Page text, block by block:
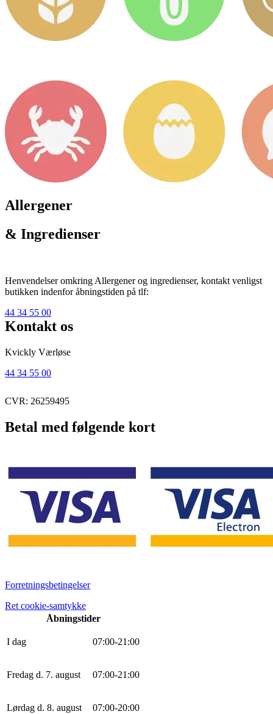
Allergener
& Ingredienser
Henvendelser omkring Allergener og ingredienser, kontakt venligst
butikken indenfor åbningstiden på tlf:
44 34 55 00
Kontakt os
Kvickly Værløse
44 34 55 00
CVR: 26259495
Betal med følgende kort
Forretningsbetingelser
Ret cookie-samtykke
Åbningstider
I dag 07:00-21 :00
Fredag d. 7. august 07:00-21 :00
Lørdag d. 8. august 07:00-20:00